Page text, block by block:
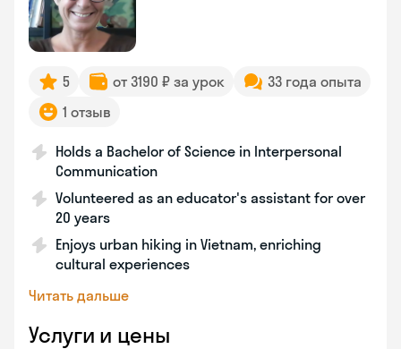
5 от 3190 ₽ за урок
33 года опыта
1 отзыв
Holds a Bachelor of Science in Interpersonal
Communication
Volunteered as an educator's assistant for over
20 years
Enjoys urban hiking in Vietnam, enriching
cultural experiences
Читать дальше
Услуги и цены